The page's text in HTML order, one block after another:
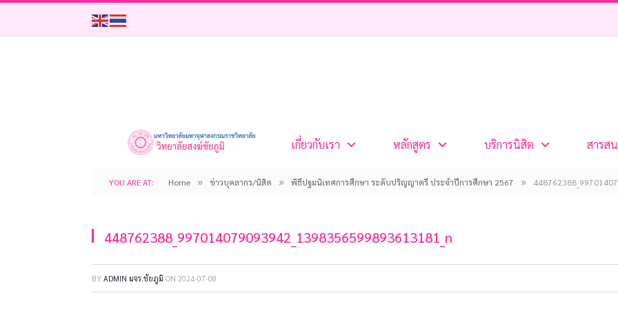
เกี่ยวกับเรา หลักสูตร บริการนิสิต สารส
YOU ARE AT: Home » ข่าวบุคลากร/นิสิต » พิธีปฐมนิเทศการศึกษา ระดับปริญญาตรี ประจำปีการศึกษา 2567 »
448762388_997014079093942_1398356599893613181_n
BY ADMIN มจร.ชัยภูมิ ON 2024-07-08